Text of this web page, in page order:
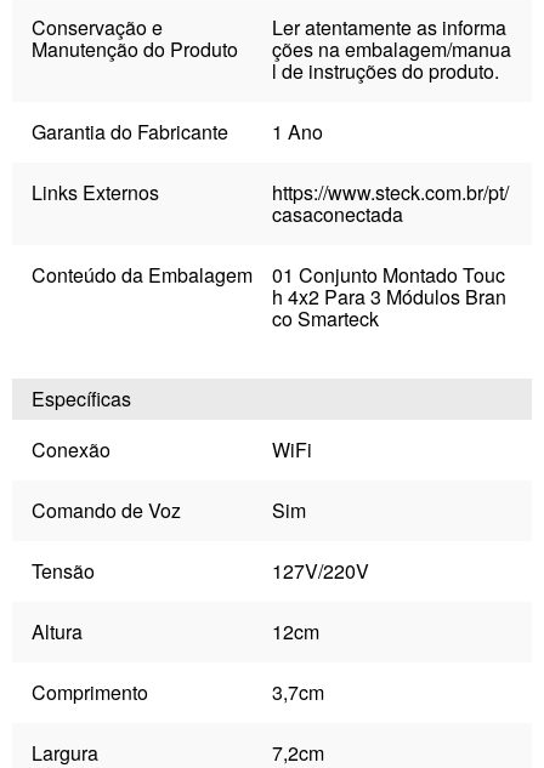
Conservação e
Manutenção do Produto
Ler atentamente as informa
ções na embalagem/manua
l de instruções do produto.
Garantia do Fabricante 1 Ano
Links Externos https://www.steck.com.br/pt/
casaconectada
Conteúdo da Embalagem 01 Conjunto Montado Touc
h 4x2 Para 3 Módulos Bran
co Smarteck
Específicas
Conexão
WiFi
Comando de Voz Sim
Tensão 127V/220V
Altura 12cm
Comprimento 3,7cm
Largura 7,2cm